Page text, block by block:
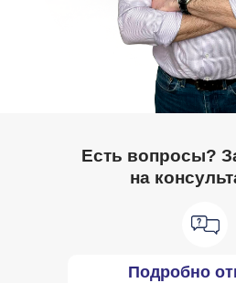
Есть вопросы?
на
Подробно